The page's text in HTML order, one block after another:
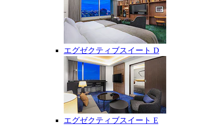
エグゼクティブスイート D
エグゼクティブスイート E